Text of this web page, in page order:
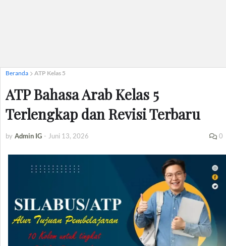
Beranda ATP Kelas 5
ATP Bahasa Arab Kelas 5
Terlengkap dan Revisi Terbaru
by Admin IG - Juni 13, 2026 0